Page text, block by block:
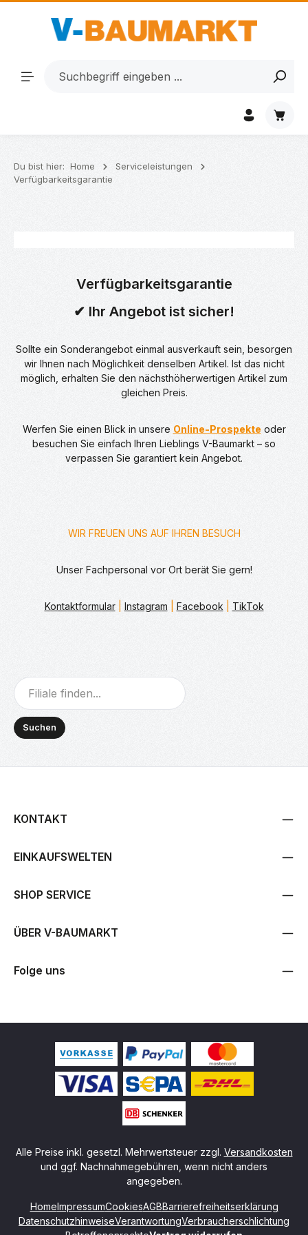
Zum Hauptinhalt springen
Du bist hier: Home
Serviceleistungen
Verfügbarkeitsgarantie
Verfügbarkeitsgarantie
✔ Ihr Angebot ist sicher!
Sollte ein Sonderangebot einmal ausverkauft sein, besorgen
wir Ihnen nach Möglichkeit denselben Artikel. Ist das nicht
möglich, erhalten Sie den nächsthöherwertigen Artikel zum
gleichen Preis.
Werfen Sie einen Blick in unsere Online-Prospekte oder
besuchen Sie einfach Ihren Lieblings V-Baumarkt – so
verpassen Sie garantiert kein Angebot.
WIR FREUEN UNS AUF IHREN BESUCH
Unser Fachpersonal vor Ort berät Sie gern!
Kontaktformular| Instagram Facebook TikTok
Suchen
KONTAKT
EINKAUFSWELTEN
SHOP SERVICE
ÜBER V-BAUMARKT
Folge uns
Alle Preise inkl. gesetzl. Mehrwertsteuer zzgl. Versandkosten
und ggf. Nachnahmegebühren, wenn nicht anders
angegeben.
HomeImpressumCookiesAGBBarrierefreiheitserklärung
DatenschutzhinweiseVerantwortungVerbraucherschlichtung